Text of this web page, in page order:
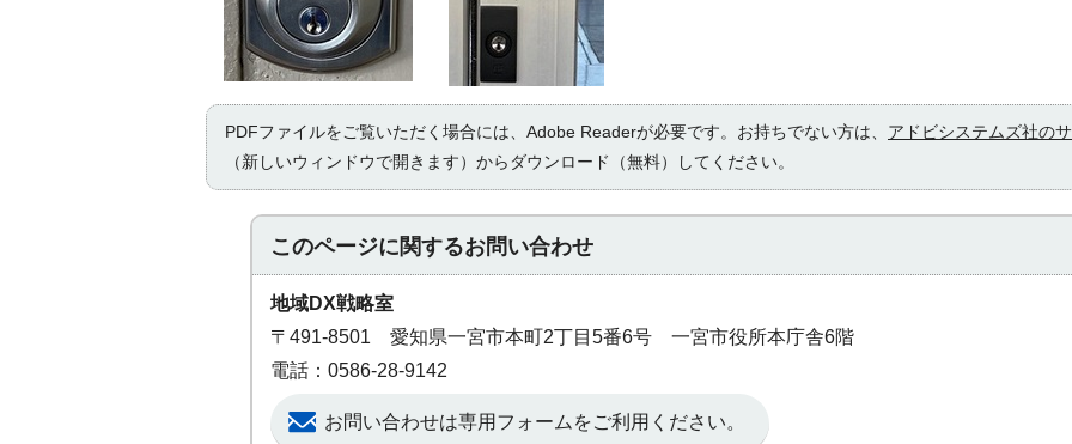
PDFファイルをご覧いただく場合には、Adobe Readerが必要です。お持ちでない方は、 アドビシステムズ社の
（新しいウィンドウで開きます）からダウンロード（無料）してください。
このページに関するお問い合わせ
地域DX戦略室
〒491-8501 愛知県一宮市本町2丁目5番6号 一宮市役所本庁舎6階
電話：0586-28-9142
お問い合わせは専用フォームをご利用ください。